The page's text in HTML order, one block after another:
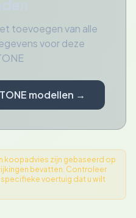
toevoegen van alle
voor deze
modellen →
koopadvies zijn gebaseerd op
bevatten. Controleer
voertuig dat u wilt